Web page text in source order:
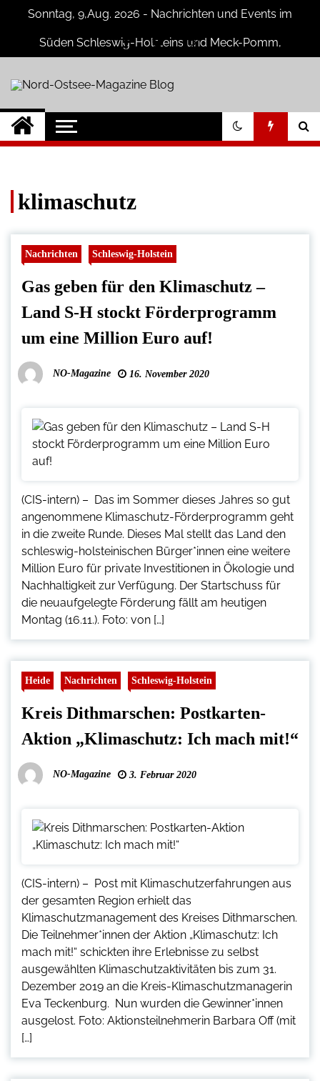
Sonntag, 9,Aug. 2026 - Nachrichten und Events im
Süden Schleswig-Holsteins und Meck-Pomm,
Nord-Ostsee-
Magazine Blog
Der Blog der Nord-Ostsee Magazine
klimaschutz
Nachrichten Schleswig-Holstein
Gas geben für den Klimaschutz –
Land S-H stockt Förderprogramm
um eine Million Euro auf!
NO-Magazine 16. November 2020
(CIS-intern) – Das im Sommer dieses Jahres so gut
angenommene Klimaschutz-Förderprogramm geht
in die zweite Runde. Dieses Mal stellt das Land den
schleswig-holsteinischen Bürger*innen eine weitere
Million Euro für private Investitionen in Ökologie und
Nachhaltigkeit zur Verfügung. Der Startschuss für
die neuaufgelegte Förderung fällt am heutigen
Montag (16.11.). Foto: von […]
Heide Nachrichten Schleswig-Holstein
Kreis Dithmarschen: Postkarten-
Aktion „Klimaschutz: Ich mach mit!“
NO-Magazine 3. Februar 2020
(CIS-intern) – Post mit Klimaschutzerfahrungen aus
der gesamten Region erhielt das
Klimaschutzmanagement des Kreises Dithmarschen.
Die Teilnehmer*innen der Aktion „Klimaschutz: Ich
mach mit!“ schickten ihre Erlebnisse zu selbst
ausgewählten Klimaschutzaktivitäten bis zum 31.
Dezember 2019 an die Kreis-Klimaschutzmanagerin
Eva Teckenburg. Nun wurden die Gewinner*innen
ausgelost. Foto: Aktionsteilnehmerin Barbara Off (mit
[…]